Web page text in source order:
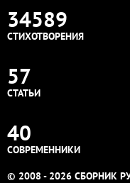
34589
СТИХОТВОРЕНИЯ
57
СТАТЬИ
40
СОВРЕМЕННИКИ
© 2008 - 2026 СБОРНИК